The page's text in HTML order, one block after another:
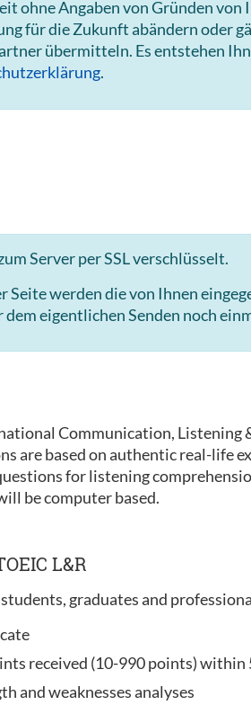
ohne Angaben von Gründen
für die Zukunft abändern oder
übermitteln. Es entstehen
.
Server per SSL verschlüsselt.
Seite werden die von Ihnen
eigentlichen Senden noch
Communication,
are based on authentic real-life
for listening
be computer based.
L&R
graduates and
received (10-990 points) within
and weaknesses analyses